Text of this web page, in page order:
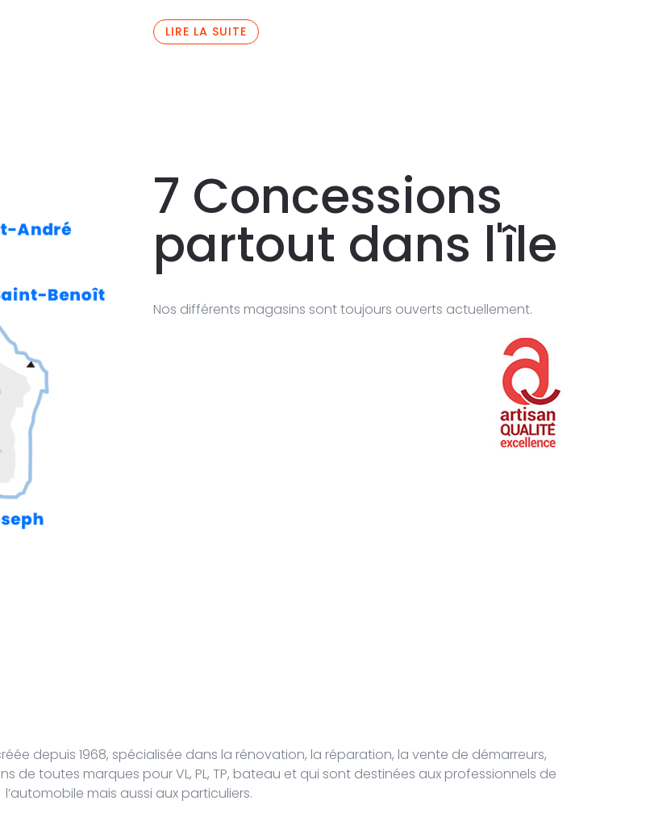
LIRE LA SUITE
7 Concessions
partout dans l'île
Nos différents magasins sont toujours ouverts actuellement.
depuis 1968, spécialisée dans la rénovation, la réparation, la vente de démarreurs,
de toutes marques pour VL, PL, TP, bateau et qui sont destinées aux professionnels de
l’automobile mais aussi aux particuliers.